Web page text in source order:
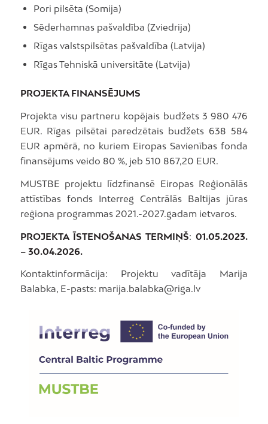
Pori pilsēta (Somija)
Sēderhamnas pašvaldība (Zviedrija)
Rīgas valstspilsētas pašvaldība (Latvija)
Rīgas Tehniskā universitāte (Latvija)
PROJEKTA FINANSĒJUMS
Projekta visu partneru kopējais budžets 3 980 476
EUR. Rīgas pilsētai paredzētais budžets 638 584
EUR apmērā, no kuriem Eiropas Savienības fonda
finansējums veido 80 %, jeb 510 867,20 EUR.
MUSTBE projektu līdzfinansē Eiropas Reģionālās
attīstības fonds Interreg Centrālās Baltijas jūras
reģiona programmas 2021.-2027.gadam ietvaros.
PROJEKTA ĪSTENOŠANAS TERMIŅŠ:01.05.2023.
– 30.04.2026.
Kontaktinformācija: Projektu vadītāja Marija
Balabka, E-pasts: marija.balabka@riga.lv